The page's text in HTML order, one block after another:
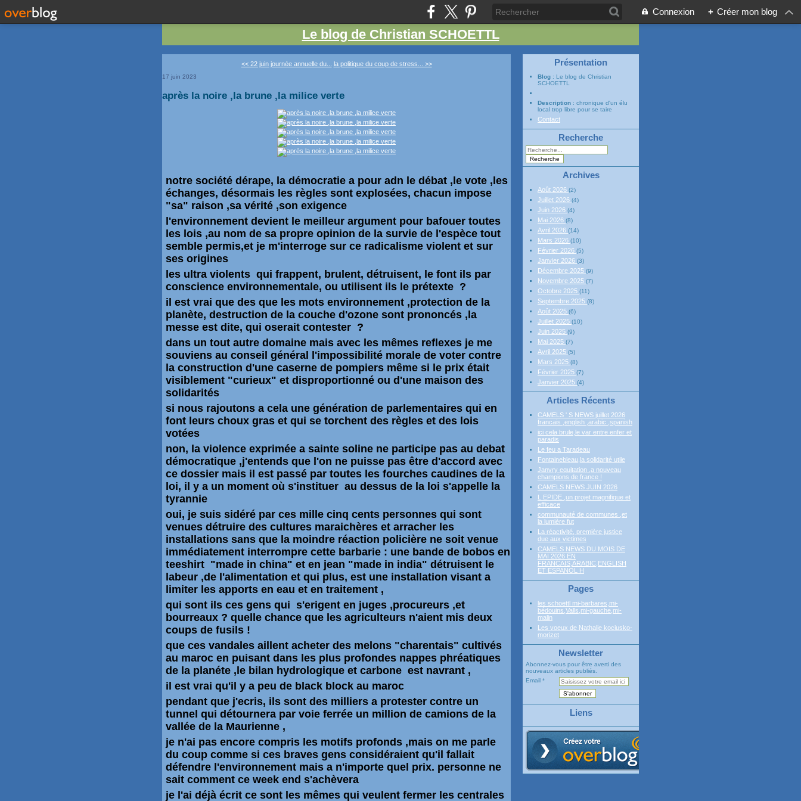
Connexion + Créer mon blog
Le blog de Christian SCHOETTL
<< 22 juin journée annuelle du... la politique du coup de stress... >>
17 juin 2023
après la noire ,la brune ,la milice verte
notre société dérape, la démocratie a pour adn le débat ,le vote ,les
échanges, désormais les règles sont explosées, chacun impose
"sa" raison ,sa vérité ,son exigence
l'environnement devient le meilleur argument pour bafouer toutes
les lois ,au nom de sa propre opinion de la survie de l'espèce tout
semble permis,et je m'interroge sur ce radicalisme violent et sur
ses origines
les ultra violents qui frappent, brulent, détruisent, le font ils par
conscience environnementale, ou utilisent ils le prétexte ?
il est vrai que des que les mots environnement ,protection de la
planète, destruction de la couche d'ozone sont prononcés ,la
messe est dite, qui oserait contester ?
dans un tout autre domaine mais avec les mêmes reflexes je me
souviens au conseil général l'impossibilité morale de voter contre
la construction d'une caserne de pompiers même si le prix était
visiblement "curieux" et disproportionné ou d'une maison des
solidarités
si nous rajoutons a cela une génération de parlementaires qui en
font leurs choux gras et qui se torchent des règles et des lois
votées
non, la violence exprimée a sainte soline ne participe pas au debat
démocratique ,j'entends que l'on ne puisse pas être d'accord avec
ce dossier mais il est passé par toutes les fourches caudines de la
loi, il y a un moment où s'instituer au dessus de la loi s'appelle la
tyrannie
oui, je suis sidéré par ces mille cinq cents personnes qui sont
venues détruire des cultures maraichères et arracher les
installations sans que la moindre réaction policière ne soit venue
immédiatement interrompre cette barbarie : une bande de bobos en
teeshirt "made in china" et en jean "made in india" détruisent le
labeur ,de l'alimentation et qui plus, est une installation visant a
limiter les apports en eau et en traitement ,
qui sont ils ces gens qui s'erigent en juges ,procureurs ,et
bourreaux ? quelle chance que les agriculteurs n'aient mis deux
coups de fusils !
que ces vandales aillent acheter des melons "charentais" cultivés
au maroc en puisant dans les plus profondes nappes phréatiques
de la planéte ,le bilan hydrologique et carbone est navrant ,
il est vrai qu'il y a peu de black block au maroc
pendant que j'ecris, ils sont des milliers a protester contre un
tunnel qui détournera par voie ferrée un million de camions de la
vallée de la Maurienne ,
je n'ai pas encore compris les motifs profonds ,mais on me parle
du coup comme si ces braves gens considéraient qu'il fallait
défendre l'environnement mais a n'importe quel prix. personne ne
sait comment ce week end s'achèvera
je l'ai déjà écrit ce sont les mêmes qui veulent fermer les centrales
Présentation
Blog : Le blog de Christian
SCHOETTL
Description : chronique d'un élu
local trop libre pour se taire
Contact
Recherche
Archives
Août 2026 (2)
Juillet 2026 (4)
Juin 2026 (4)
Mai 2026 (8)
Avril 2026 (14)
Mars 2026 (10)
Février 2026 (5)
Janvier 2026 (3)
Décembre 2025 (9)
Novembre 2025 (7)
Octobre 2025 (11)
Septembre 2025 (8)
Août 2025 (6)
Juillet 2025 (10)
Juin 2025 (9)
Mai 2025 (7)
Avril 2025 (5)
Mars 2025 (8)
Février 2025 (7)
Janvier 2025 (4)
Articles Récents
CAMELS ' S NEWS juillet 2026
francais ,english ,arabic ,spanish
ici cela brule,le var entre enfer et
paradis
Le feu a Taradeau
Fontainebleau,la solidarité utile
Janvry equitation ,a nouveau
champions de france !
CAMELS NEWS JUIN 2026
L EPIDE ,un projet magnifique et
efficace
communauté de communes ,et
la lumière fut
La réactivité, première justice
due aux victimes
CAMELS NEWS DU MOIS DE
MAI 2026 EN
FRANCAIS,ARABIC,ENGLISH
ET ESPANOL H
Pages
les schoettl mi-barbares,mi-
bédouins,Valls,mi-gauche,mi-
malin
Les voeux de Nathalie kociusko-
morizet
Newsletter
Abonnez-vous pour être averti des
nouveaux articles publiés.
Email
Liens